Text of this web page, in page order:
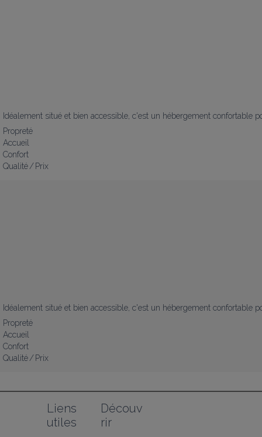
Idéalement situé et bien accessible, c'est un hébergement confortable
Propreté
Accueil
Confort
Qualité / Prix
Idéalement situé et bien accessible, c'est un hébergement confortable
Propreté
Accueil
Confort
Qualité / Prix
Liens
utiles
Découv
rir